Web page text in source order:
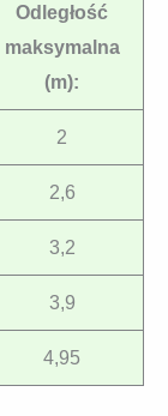
Odległość
maksymalna
(m):
2
2,6
3,2
3,9
4,95